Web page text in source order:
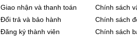
Giao nhận và thanh toán
Đổi trả và bảo hành
Đăng ký thành viên
Chính sách
Chính sách
Chính sách